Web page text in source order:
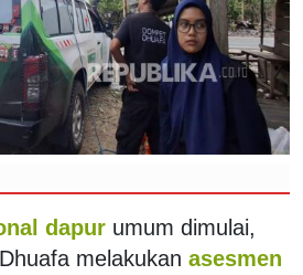
dapur umum dimulai,
melakukan asesmen